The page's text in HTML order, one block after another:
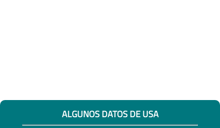
ALGUNOS DATOS DE USA